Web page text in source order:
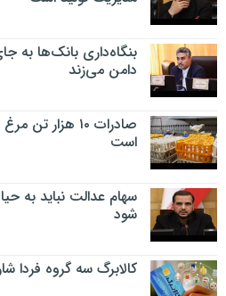
بنگاه‌داری بانک‌ها به
دامن می‌زند
است
سهام عدالت نباید به
شود
کالابرگ سه گروه فردا